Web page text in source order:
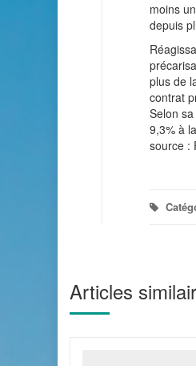
moins
depuis
plus de
contrat
Selon
9,3% à
source :
Articles